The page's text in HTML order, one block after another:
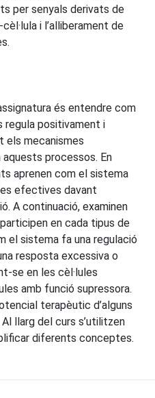
per senyals derivats de
i l’alliberament de
és entendre com
regula positivament i
els mecanismes
processos. En
aprenen com el sistema
efectives davant
A continuació, examinen
en cada tipus de
el sistema fa una regulació
resposta excessiva o
se en les cèl·lules
amb funció supressora.
terapèutic d’alguns
llarg del curs s’utilitzen
diferents conceptes.